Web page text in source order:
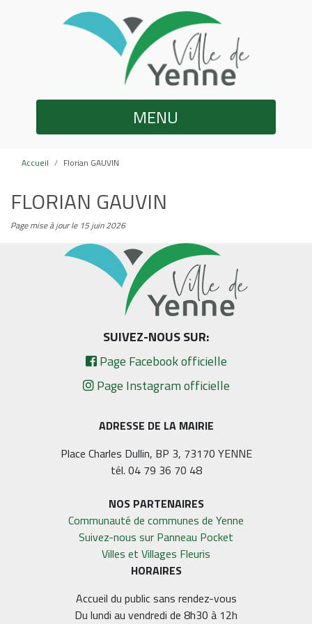
MENU
Accueil Florian GAUVIN
FLORIAN GAUVIN
Page mise à jour le 15 juin 2026
ADRESSE DE LA MAIRIE
Place Charles Dullin, BP 3, 73170 YENNE
tél. 04 79 36 70 48
NOS PARTENAIRES
Communauté de communes de Yenne
Suivez-nous sur Panneau Pocket
Villes et Villages Fleuris
SUIVEZ-NOUS SUR:
Page Facebook officielle
Page Instagram officielle
HORAIRES
Accueil du public sans rendez-vous
Du lundi au vendredi de 8h30 à 12h